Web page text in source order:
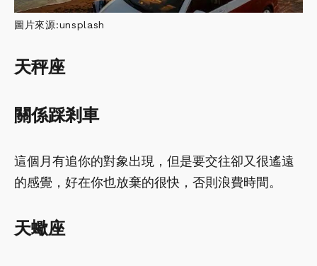
圖片來源:unsplash
天秤座
關係踩剎車
這個月有追你的對象出現，但是要交往卻又很遙遠
的感覺，好在你也放棄的很快，否則浪費時間。
天蠍座